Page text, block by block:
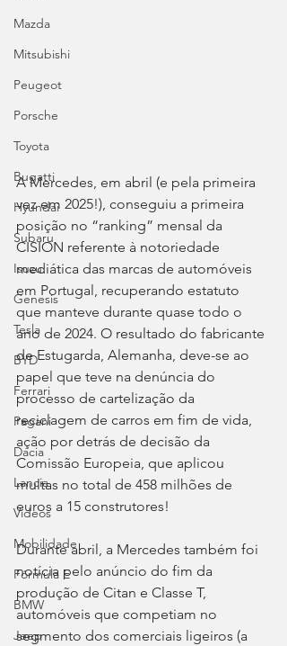
Mazda
Mitsubishi
Peugeot
Porsche
Toyota
Bugatti
Hyundai
Subaru
Isuzu
Genesis
Tesla
BYD
Ferrari
Pagani
Dacia
Lancia
Videos
Mobilidade
Fórmula E
BMW
Jeep
A Mercedes, em abril (e pela primeira
vez em 2025!), conseguiu a primeira
posição no “ranking” mensal da
CISION referente à notoriedade
mediática das marcas de automóveis
em Portugal, recuperando estatuto
que manteve durante quase todo o
ano de 2024. O resultado do fabricante
de Estugarda, Alemanha, deve-se ao
papel que teve na denúncia do
processo de cartelização da
reciclagem de carros em fim de vida,
ação por detrás de decisão da
Comissão Europeia, que aplicou
multas no total de 458 milhões de
euros a 15 construtores!
Durante abril, a Mercedes também foi
notícia pelo anúncio do fim da
produção de Citan e Classe T,
automóveis que competiam no
segmento dos comerciais ligeiros (a